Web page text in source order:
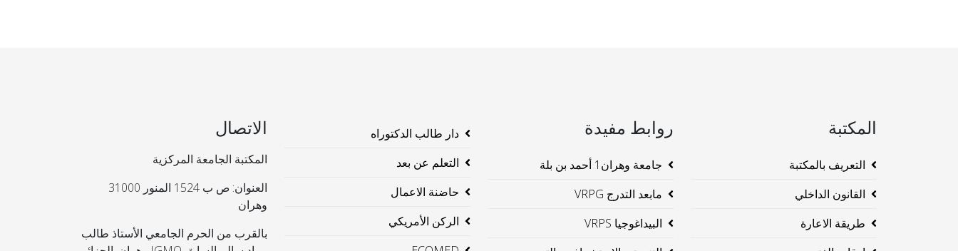
المكتبة
التعريف بالمكتبة
القانون الداخلي
طريقة الاعارة
روابط مفيدة
جامعة وهران1 أحمد بن بلة
مابعد التدرج VRPG
البيداغوجيا VRPS
دار طالب الدكتوراه
التعلم عن بعد
حاضنة الاعمال
الركن الأمريكي
الاتصال
المكتبة الجامعة المركزية
العنوان: ص ب 1524 المنور 31000
وهران
بالقرب من الحرم الجامعي الأستاذ طالب